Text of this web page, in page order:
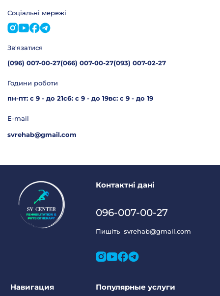
Соціальні мережі
Зв'язатися
(096) 007-00-27(066) 007-00-27(093) 007-02-27
Години роботи
пн-пт: с 9 - до 21сб: с 9 - до 19вс: с 9 - до 19
E-mail
svrehab@gmail.com
Навигация Популярные услуги
Контактні дані
096-007-00-27
Пишітьsvrehab@gmail.com